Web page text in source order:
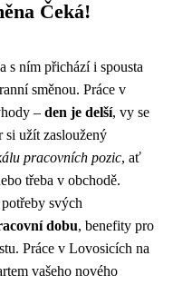
Čeká!
s ním přichází i spousta
směnou. Práce v
– den je delší, vy se
si užít zasloužený
pracovních pozic, ať
třeba v obchodě.
svých
dobu, benefity pro
Práce v Lovosicích na
vašeho nového